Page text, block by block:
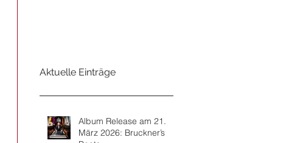
Aktuelle Einträge
Album Release am 21.
März 2026: Bruckner’s